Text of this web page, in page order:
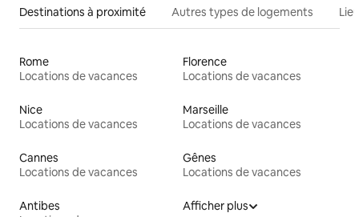
Destinations à proximité Autres types de logements
Rome
Locations de vacances
Florence
Locations de vacances
Nice
Locations de vacances
Marseille
Locations de vacances
Cannes
Locations de vacances
Gênes
Locations de vacances
Antibes
Afficher plus